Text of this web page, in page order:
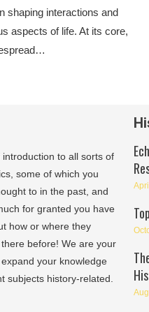
shaping interactions and
aspects of life. At its core,
to all sorts of
some of which you
to in the past, and
for granted you have
how or where they
before! We are your
your knowledge
subjects history-related.